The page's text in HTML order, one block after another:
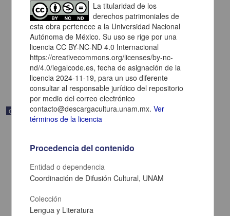
Carta de H. C. Pitman a Francisco I. Madero en la que le solicita
una fotografía
Pitman, H. C.
[sin fecha]
Multidisciplina
Correspondencia postal
La titularidad de los
derechos patrimoniales de
esta obra pertenece a la Universidad Nacional
Autónoma de México. Su uso se rige por una
licencia CC BY-NC-ND 4.0 Internacional
https://creativecommons.org/licenses/by-nc-
nd/4.0/legalcode.es, fecha de asignación de la
licencia 2024-11-19, para un uso diferente
consultar al responsable jurídico del repositorio
por medio del correo electrónico
contacto@descargacultura.unam.mx.Ver
términos de la licencia
Procedencia del contenido
Entidad o dependencia
Coordinación de Difusión Cultural, UNAM
Colección
Lengua y Literatura